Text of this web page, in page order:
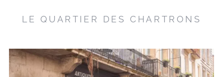
LE QUARTIER DES CHARTRONS